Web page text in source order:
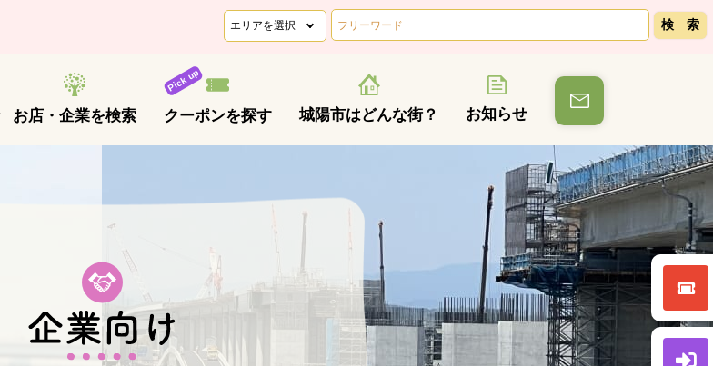
お店・企業を検索 クーポンを探す 城陽市はどんな街？ お知らせ